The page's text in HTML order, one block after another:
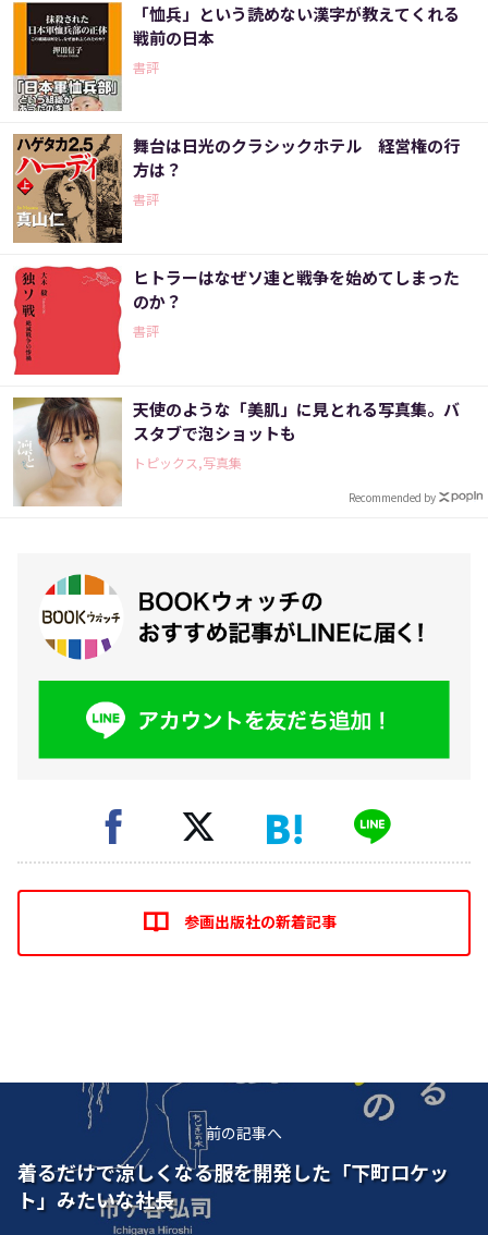
「恤兵」という読めない漢字が教えてくれる
戦前の日本
書評
舞台は日光のクラシックホテル 経営権の行
方は？
書評
ヒトラーはなぜソ連と戦争を始めてしまった
のか？
書評
天使のような「美肌」に見とれる写真集。バ
スタブで泡ショットも
トピックス,写真集
Recommended by
参画出版社の新着記事
前の記事へ
着るだけで涼しくなる服を開発した「下町ロケッ
ト」みたいな社長